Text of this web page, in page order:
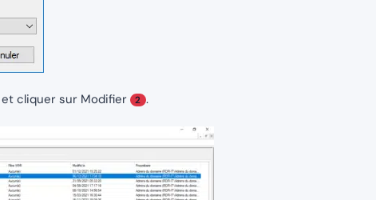
cliquer sur Modifier 2 .